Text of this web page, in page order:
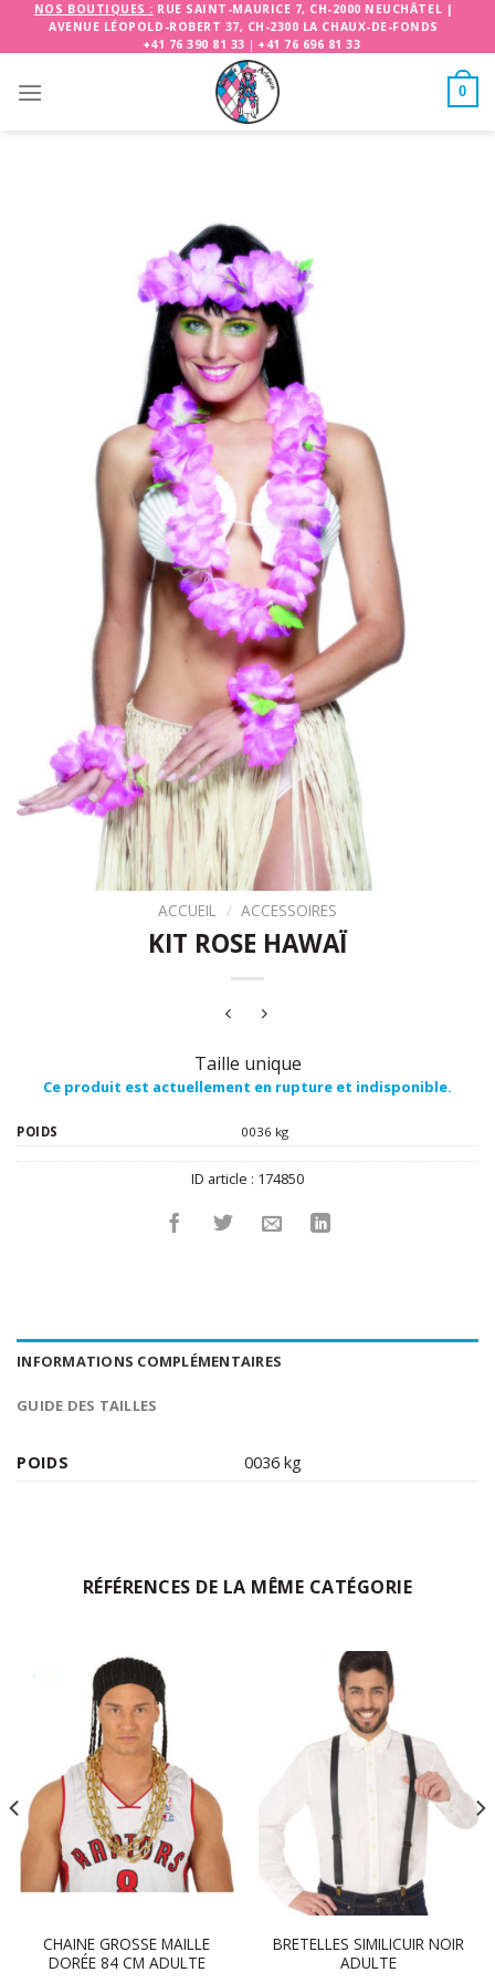
NOS BOUTIQUES : RUE SAINT-MAURICE 7, CH-2000 NEUCHÂTEL |
AVENUE LÉOPOLD-ROBERT 37, CH-2300 LA CHAUX-DE-FONDS
+41 76 390 81 33 | +41 76 696 81 33
0
ACCUEIL / ACCESSOIRES
KIT ROSE HAWAÏ
Taille unique
Ce produit est actuellement en rupture et indisponible.
POIDS 0036 kg
ID article : 174850
INFORMATIONS COMPLÉMENTAIRES
GUIDE DES TAILLES
POIDS 0036 kg
RÉFÉRENCES DE LA MÊME CATÉGORIE
CHAINE GROSSE MAILLE
DORÉE 84 CM ADULTE
BRETELLES SIMILICUIR NOIR
ADULTE